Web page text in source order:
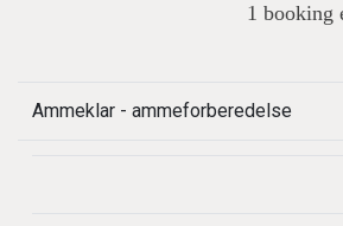
1 booking
Ammeklar - ammeforberedelse